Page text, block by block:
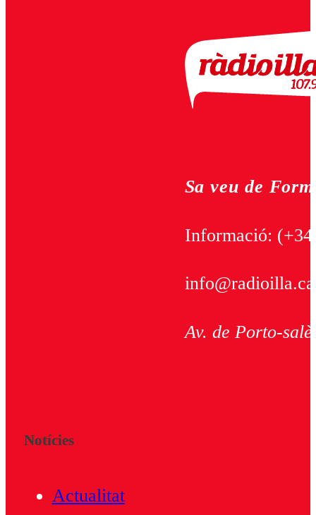
Sa veu de
Informació:
Av. de Porto-
Notícies
Actualitat